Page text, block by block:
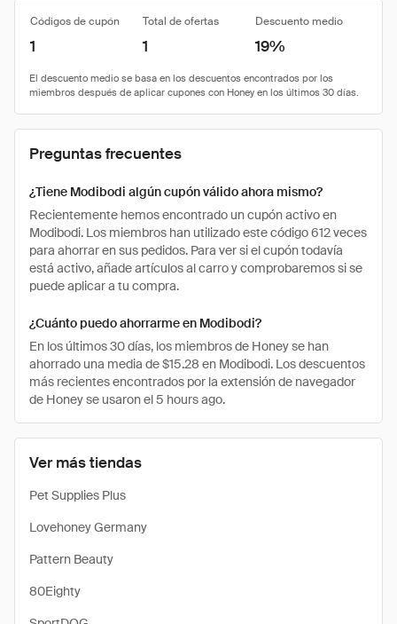
Ver más tiendas
Pet Supplies Plus
Lovehoney Germany
Pattern Beauty
80Eighty
Códigos de cupón Total de ofertas Descuento medio
1 1 19%
Preguntas frecuentes
¿Tiene Modibodi algún cupón válido ahora mismo?
Recientemente hemos encontrado un cupón activo en
Modibodi. Los miembros han utilizado este código 612 veces
para ahorrar en sus pedidos. Para ver si el cupón todavía
está activo, añade artículos al carro y comprobaremos si se
puede aplicar a tu compra.
¿Cuánto puedo ahorrarme en Modibodi?
En los últimos 30 días, los miembros de Honey se han
ahorrado una media de $15.28 en Modibodi. Los descuentos
más recientes encontrados por la extensión de navegador
de Honey se usaron el 5 hours ago.